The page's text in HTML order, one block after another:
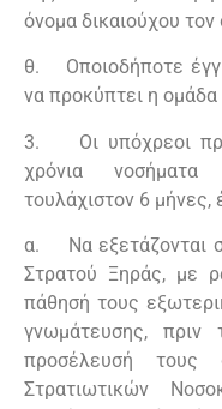
όνομα δικαιούχου τον
θ. Οποιοδήποτε
να προκύπτει η ομάδα
3. Οι υπόχρεοι
χρόνια νοσήματα
τουλάχιστον 6 μήνες,
α. Να εξετάζονται
Στρατού Ξηράς, με
πάθησή τους
γνωμάτευσης,
προσέλευσή τους
Στρατιωτικών